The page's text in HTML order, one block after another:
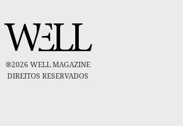
®2026 WELL MAGAZINE
DIREITOS RESERVADOS